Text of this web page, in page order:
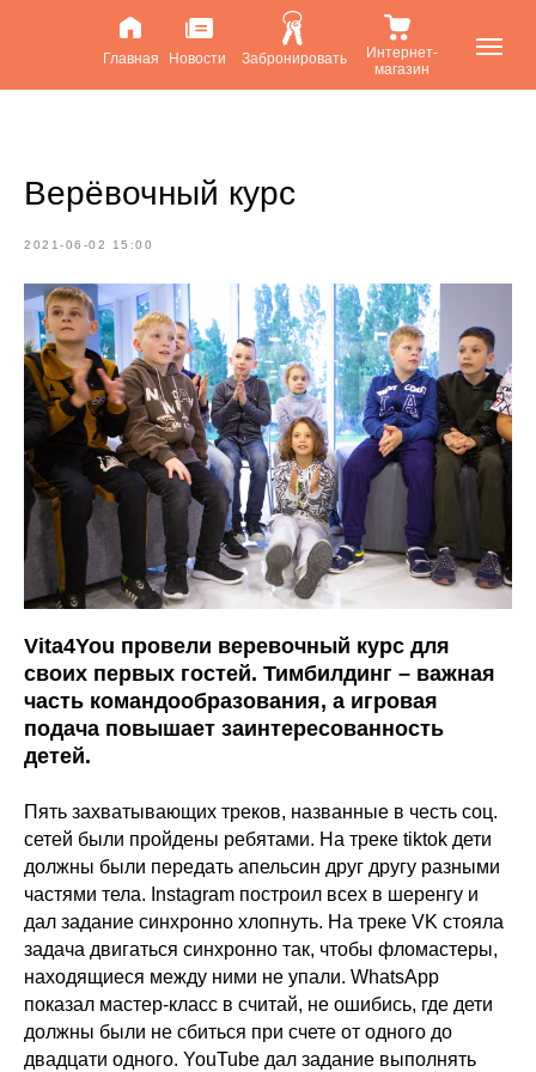
Главная Новости Забронировать
Интернет-
магазин
Верёвочный курс
2021-06-02 15:00
Vita4You провели веревочный курс для
своих первых гостей. Тимбилдинг – важная
часть командообразования, а игровая
подача повышает заинтересованность
детей.
Пять захватывающих треков, названные в честь соц.
сетей были пройдены ребятами. На треке tiktok дети
должны были передать апельсин друг другу разными
частями тела. Instagram построил всех в шеренгу и
дал задание синхронно хлопнуть. На треке VK стояла
задача двигаться синхронно так, чтобы фломастеры,
находящиеся между ними не упали. WhatsApp
показал мастер-класс в считай, не ошибись, где дети
должны были не сбиться при счете от одного до
двадцати одного. YouTube дал задание выполнять